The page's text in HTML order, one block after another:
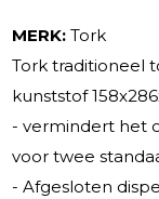
MERK: Tork
Tork traditioneel
kunststof
- vermindert het
voor twee
- Afgesloten